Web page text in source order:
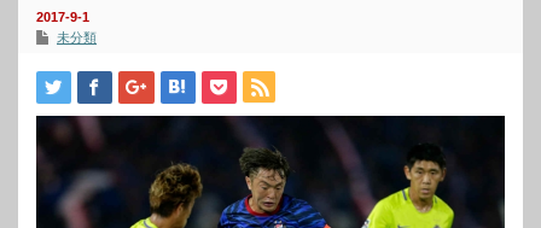
2017-9-1
未分類